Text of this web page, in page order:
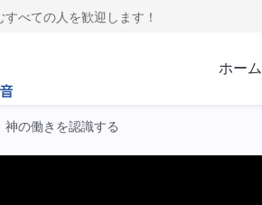
べての人を歓迎します！
ホーム
神の働きを認識する